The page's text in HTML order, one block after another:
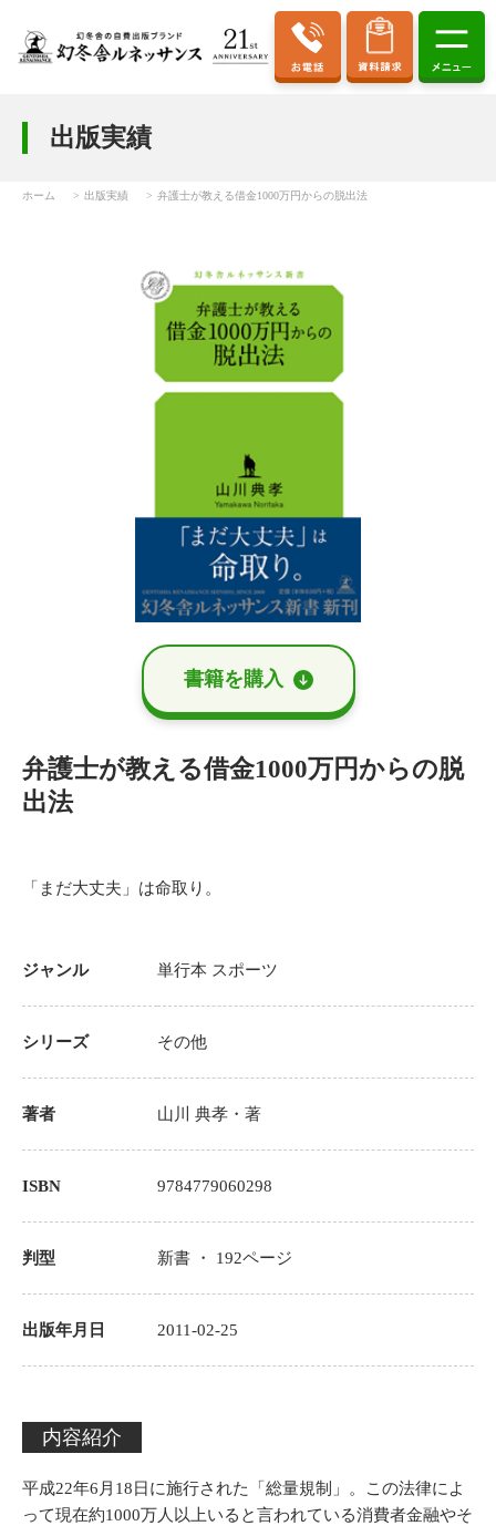
出版実績
ホーム 出版実績 弁護士が教える借金1000万円からの脱出法
書籍を購⼊
弁護士が教える借金1000万円からの脱
出法
「まだ大丈夫」は命取り。
ジャンル 単行本 スポーツ
シリーズ その他
著者 山川 典孝 ・著
ISBN 9784779060298
判型 新書 ・ 192ページ
出版年月日 2011-02-25
内容紹介
平成22年6月18日に施行された「総量規制」。この法律によ
って現在約1000万人以上いると言われている消費者金融やそ